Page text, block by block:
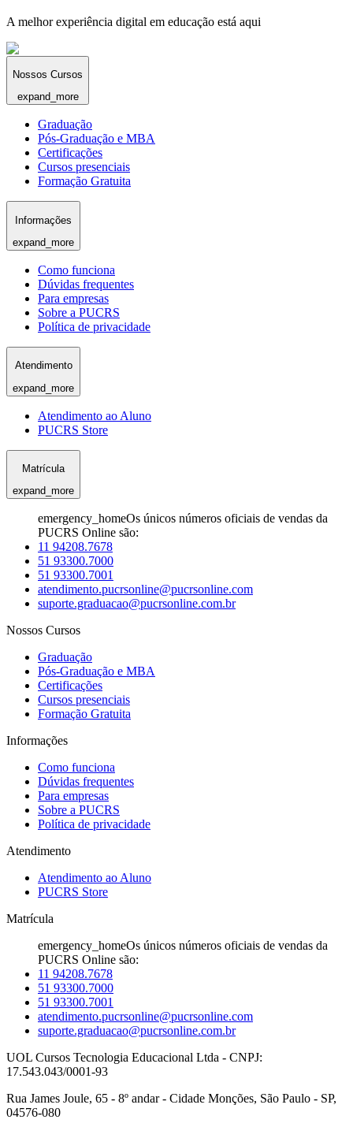
A melhor experiência digital em educação está aqui
Nossos Cursos
expand_more
Graduação
Pós-Graduação e MBA
Certificações
Cursos presenciais
Formação Gratuita
Informações
expand_more
Como funciona
Dúvidas frequentes
Para empresas
Sobre a PUCRS
Política de privacidade
Atendimento
expand_more
Atendimento ao Aluno
PUCRS Store
Matrícula
expand_more
emergency_homeOs únicos números oficiais de vendas da
PUCRS Online são:
11 94208.7678
51 93300.7000
51 93300.7001
atendimento.pucrsonline@pucrsonline.com
suporte.graduacao@pucrsonline.com.br
Nossos Cursos
Graduação
Pós-Graduação e MBA
Certificações
Cursos presenciais
Formação Gratuita
Informações
Como funciona
Dúvidas frequentes
Para empresas
Sobre a PUCRS
Política de privacidade
Atendimento
Atendimento ao Aluno
PUCRS Store
Matrícula
emergency_homeOs únicos números oficiais de vendas da
PUCRS Online são:
11 94208.7678
51 93300.7000
51 93300.7001
atendimento.pucrsonline@pucrsonline.com
suporte.graduacao@pucrsonline.com.br
UOL Cursos Tecnologia Educacional Ltda - CNPJ:
17.543.043/0001-93
Rua James Joule, 65 - 8º andar - Cidade Monções, São Paulo - SP,
04576-080